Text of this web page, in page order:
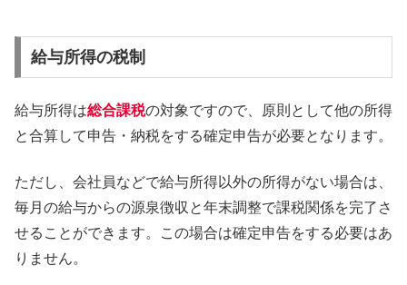
給与所得の税制
給与所得は総合課税の対象ですので、原則として他の所得
と合算して申告・納税をする確定申告が必要となります。
ただし、会社員などで給与所得以外の所得がない場合は、
毎月の給与からの源泉徴収と年末調整で課税関係を完了さ
せることができます。この場合は確定申告をする必要はあ
りません。